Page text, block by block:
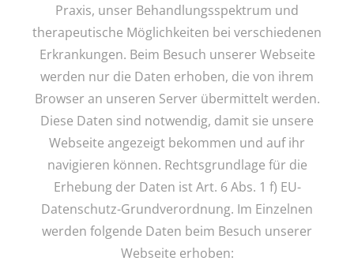
Praxis, unser Behandlungsspektrum und
therapeutische Möglichkeiten bei verschiedenen
Erkrankungen. Beim Besuch unserer Webseite
werden nur die Daten erhoben, die von ihrem
Browser an unseren Server übermittelt werden.
Diese Daten sind notwendig, damit sie unsere
Webseite angezeigt bekommen und auf ihr
navigieren können. Rechtsgrundlage für die
Erhebung der Daten ist Art. 6 Abs. 1 f) EU-
Datenschutz-Grundverordnung. Im Einzelnen
werden folgende Daten beim Besuch unserer
Webseite erhoben: